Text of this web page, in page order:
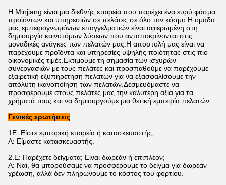
Η Minjiang είναι μια διεθνής εταιρεία που παρέχει ένα ευρύ φάσμα
προϊόντων και υπηρεσιών σε πελάτες σε όλο τον κόσμο.Η ομάδα
μας εμπειρογνωμόνων επαγγελματιών είναι αφιερωμένη στη
δημιουργία καινοτόμων λύσεων που ανταποκρίνονται στις
μοναδικές ανάγκες των πελατών μας.Η αποστολή μας είναι να
παρέχουμε προϊόντα και υπηρεσίες υψηλής ποιότητας στις πιο
οικονομικές τιμές.Εκτιμούμε τη σημασία των ισχυρών
συνεργασιών με τους πελάτες και προσπαθούμε να παρέχουμε
εξαιρετική εξυπηρέτηση πελατών για να εξασφαλίσουμε την
απόλυτη ικανοποίηση των πελατών.Δεσμευόμαστε να
προσφέρουμε στους πελάτες μας την καλύτερη αξία για τα
χρήματά τους και να δημιουργούμε μια θετική εμπειρία πελατών.
Γενικές ερωτήσεις
1Ε: Είστε εμπορική εταιρεία ή κατασκευαστής;
Α: Είμαστε κατασκευαστής.
2. Ε: Παρέχετε δείγματα; Είναι δωρεάν ή επιπλέον;
Α: Ναι, θα μπορούσαμε να προσφέρουμε το δείγμα για δωρεάν
χρέωση, αλλά δεν πληρώνουμε το κόστος του φορτίου.